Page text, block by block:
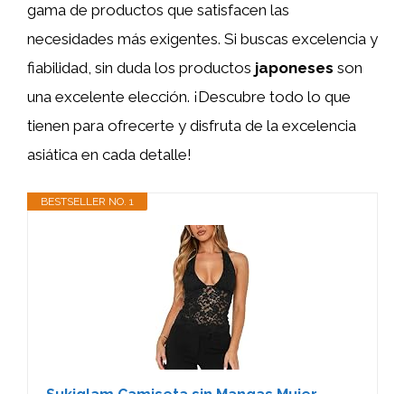
gama de productos que satisfacen las
necesidades más exigentes. Si buscas excelencia y
fiabilidad, sin duda los productos japoneses son
una excelente elección. ¡Descubre todo lo que
tienen para ofrecerte y disfruta de la excelencia
asiática en cada detalle!
BESTSELLER NO. 1